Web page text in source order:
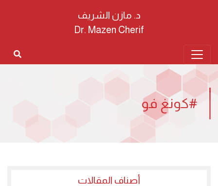
د. مازن الشريف
Dr. Mazen Cherif
#كونغ فو
أصناف المقالات